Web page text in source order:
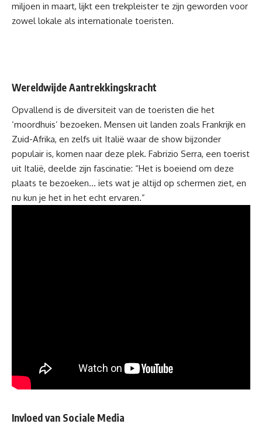
miljoen in maart, lijkt een trekpleister te zijn geworden voor
zowel lokale als internationale toeristen.
Wereldwijde Aantrekkingskracht
Opvallend is de diversiteit van de toeristen die het
‘moordhuis’ bezoeken. Mensen uit landen zoals Frankrijk en
Zuid-Afrika, en zelfs uit Italië waar de show bijzonder
populair is, komen naar deze plek. Fabrizio Serra, een toerist
uit Italië, deelde zijn fascinatie: “Het is boeiend om deze
plaats te bezoeken… iets wat je altijd op schermen ziet, en
nu kun je het in het echt ervaren.”
Invloed van Sociale Media